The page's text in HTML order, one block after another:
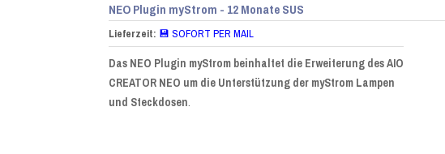
NEO Plugin myStrom - 12 Monate SUS
Lieferzeit: 💾 SOFORT PER MAIL
Das NEO Plugin myStrom beinhaltet die Erweiterung des AIO
CREATOR NEO um die Unterstützung der myStrom Lampen
und Steckdosen.